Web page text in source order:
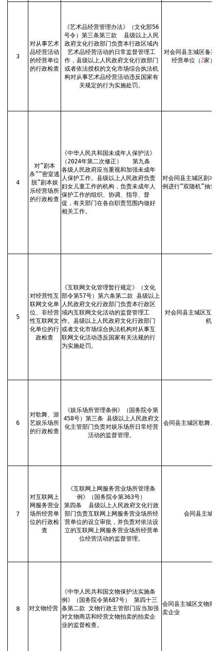
3
对从事艺术
品经营活动
的经营单位
的行政检查
《艺术品经营管理办法》（文化部56
号令）第三条第三款
县级以上人民
政府文化行政部门负责本行政区域内
艺术品经营活动的日常监督管理工
作，县级以上人民政府文化行政部门
或者依法授权的文化市场综合执法机
构对从事艺术品经营活动违反国家有
关规定的行为实施处罚。
对会同县主城区备案
经营单位（2家）
4
对“剧本
杀”“密室逃
脱”剧本娱
乐经营场所
的行政检查
《中华人民共和国未成年人保护法》
（2024年第二次修正）
第九条
各级人民政府应当重视和加强未成年
人保护工作。县级以上人民政府负责
妇女儿童工作的机构，负责未成年人
保护工作的组织、协调、指导、督
促，有关部门在各自职责范围内做好
相关工作。
对会同县主城区剧本
例进行“双随机”抽查
5
对经营性互
联网文化单
位、非经营
性互联网文
化单位的行
政检查
《互联网文化管理暂行规定》（文化
部令第57号）第六条第二款 县级以上
人民政府文化行政部门负责本行政区
域内互联网文化活动的监督管理工
作。县级以上人民政府文化行政部门
或者文化市场综合执法机构对从事互
联网文化活动违反国家有关法规的行
为实施处罚。
对会同县主城区互
机”
6
对歌舞、游
艺娱乐场所
的行政检查
《娱乐场所管理条例》（国务院令第
458号）第三条 县级以上人民政府文
化主管部门负责对娱乐场所日常经营
活动的监督管理。
会同县主城区歌舞、
7
对互联网上
网服务营业
场所经营单
位的行政检
查
《互联网上网服务营业场所管理条
例》（国务院令第363号）
第四条
县级以上人民政府文化行政
部门负责互联网上网服务营业场所经
营单位的设立审批，并负责对依法设
立的互联网上网服务营业场所经营单
位经营活动的监督管理。
会同县主城
8 对文物经营
《中华人民共和国文物保护法实施条
例》（国务院令第687号） 第四十三
条第二款 文物行政主管部门应当加强
对文物商店和经营文物拍卖的拍卖企
业的监督检查。
会同县主城区文物商
卖企业